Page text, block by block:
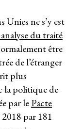
ne s’y est
du traité
être
de l’étranger
plus
la politique de
par lePacte
par 181